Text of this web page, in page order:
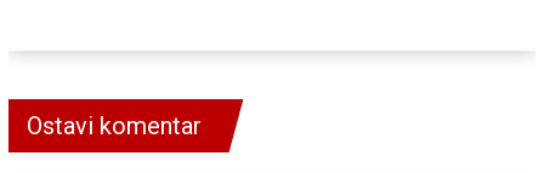
Ostavi komentar